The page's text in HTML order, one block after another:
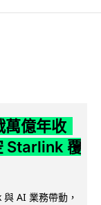
億年收
Starlink 覆
AI 業務帶動，